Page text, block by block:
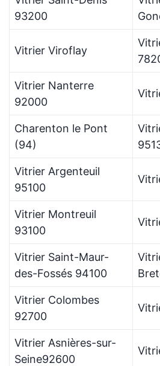
93200
Vitrier Viroflay
Vitrier Nanterre
92000
Charenton le Pont
(94)
Vitrier Argenteuil
95100
Vitrier Montreuil
93100
Vitrier Saint-Maur-
des-Fossés 94100
Vitrier Colombes
92700
Vitrier Asnières-sur-
Seine92600